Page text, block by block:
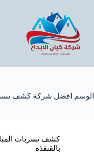
المحتوى
الوسم افضل شركة كشف
كشف تسربات
بالقنفذة